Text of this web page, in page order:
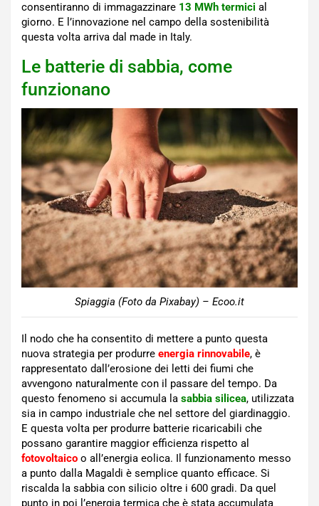
consentiranno di immagazzinare 13 MWh termici al
giorno. E l’innovazione nel campo della sostenibilità
questa volta arriva dal made in Italy.
Le batterie di sabbia, come
funzionano
Spiaggia (Foto da Pixabay) – Ecoo.it
Il nodo che ha consentito di mettere a punto questa
nuova strategia per produrre energia rinnovabile, è
rappresentato dall’erosione dei letti dei fiumi che
avvengono naturalmente con il passare del tempo. Da
questo fenomeno si accumula la sabbia silicea, utilizzata
sia in campo industriale che nel settore del giardinaggio.
E questa volta per produrre batterie ricaricabili che
possano garantire maggior efficienza rispetto al
fotovoltaico o all’energia eolica. Il funzionamento messo
a punto dalla Magaldi è semplice quanto efficace. Si
riscalda la sabbia con silicio oltre i 600 gradi. Da quel
punto in poi l’energia termica che è stata accumulata